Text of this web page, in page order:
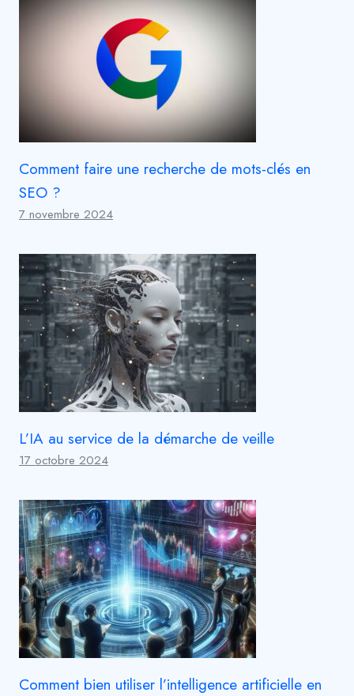
Comment faire une recherche de mots-clés en
SEO ?
7 novembre 2024
L’IA au service de la démarche de veille
17 octobre 2024
Comment bien utiliser l’intelligence artificielle en